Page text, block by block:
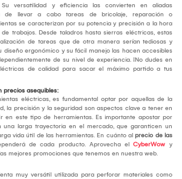
versatilidad y eficiencia las convierten en aliadas
de llevar a cabo tareas de bricolaje, reparación o
se caracterizan por su potencia y precisión a la hora
trabajos. Desde taladros hasta sierras eléctricas, estas
de tareas que de otra manera serían tediosas y
diseño ergonómico y su fácil manejo las hacen accesibles
de su nivel de experiencia. ¡No dudes en
de calidad para sacar el máximo partido a tus
precios asequibles:
eléctricas, es fundamental optar por aquellas de la
la precisión y la seguridad son aspectos clave a tener en
en este tipo de herramientas. Es importante apostar por
una larga trayectoria en el mercado, que garanticen un
vida útil de las herramientas. En cuánto al precio de las
de cada producto. Aprovecha el CyberWow y
mejores promociones que tenemos en nuestra web.
muy versátil utilizada para perforar materiales como